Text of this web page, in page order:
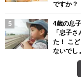
ですか？
4歳の息
「息子
た！ こど
ないでし